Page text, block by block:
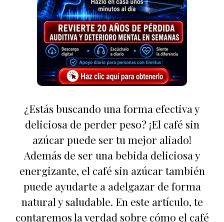
¿Estás buscando una forma efectiva y
deliciosa de perder peso? ¡El café sin
azúcar puede ser tu mejor aliado!
Además de ser una bebida deliciosa y
energizante, el café sin azúcar también
puede ayudarte a adelgazar de forma
natural y saludable. En este artículo, te
contaremos la verdad sobre cómo el café